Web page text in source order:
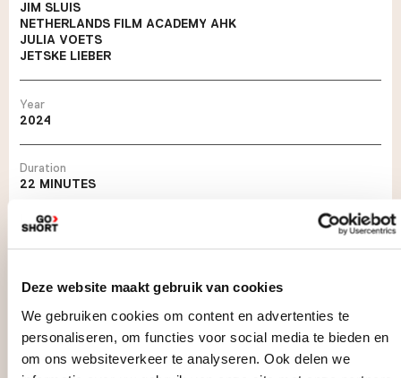
Deze website maakt gebruik van cookies
We gebruiken cookies om content en advertenties te
personaliseren, om functies voor social media te bieden en
om ons websiteverkeer te analyseren. Ook delen we
JIM SLUIS
NETHERLANDS FILM ACADEMY AHK
JULIA VOETS
JETSKE LIEBER
Year
2024
Duration
22 MINUTES
About this film
without my ex? Finding himself back, Willem struggles through typical
chameleon, he goes through life, until Willem has to face his own